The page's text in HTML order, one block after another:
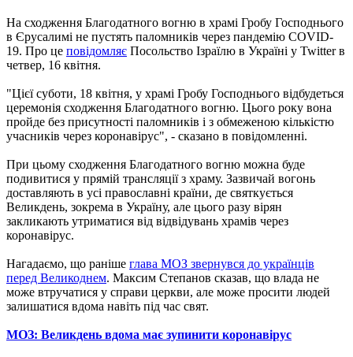
На сходження Благодатного вогню в храмі Гробу Господнього
в Єрусалимі не пустять паломників через пандемію COVID-
19. Про це повідомляє Посольство Ізраїлю в Україні у Twitter в
четвер, 16 квітня.
"Цієї суботи, 18 квітня, у храмі Гробу Господнього відбудеться
церемонія сходження Благодатного вогню. Цього року вона
пройде без присутності паломників і з обмеженою кількістю
учасників через коронавірус", - сказано в повідомленні.
При цьому сходження Благодатного вогню можна буде
подивитися у прямій трансляції з храму. Зазвичай вогонь
доставляють в усі православні країни, де святкується
Великдень, зокрема в Україну, але цього разу вірян
закликають утриматися від відвідувань храмів через
коронавірус.
Нагадаємо, що раніше глава МОЗ звернувся до українців
перед Великоднем. Максим Степанов сказав, що влада не
може втручатися у справи церкви, але може просити людей
залишатися вдома навіть під час свят.
МОЗ: Великдень вдома має зупинити коронавірус